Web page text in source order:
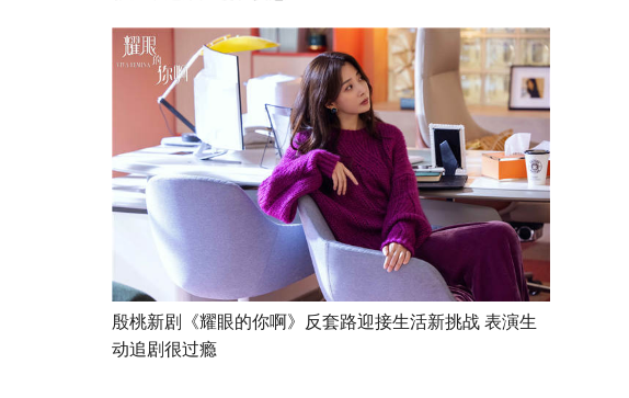
殷桃新剧《耀眼的你啊》反套路迎接生活新挑战 表演生
动追剧很过瘾